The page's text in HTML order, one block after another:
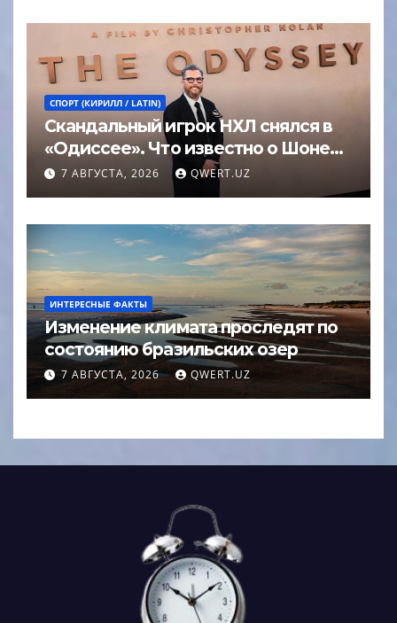
СПОРТ (КИРИЛЛ / LATIN)
Скандальный игрок НХЛ снялся в
«Одиссее». Что известно о Шоне
Эйвери
7 АВГУСТА, 2026 QWERT.UZ
ИНТЕРЕСНЫЕ ФАКТЫ
Изменение климата проследят по
состоянию бразильских озер
7 АВГУСТА, 2026 QWERT.UZ